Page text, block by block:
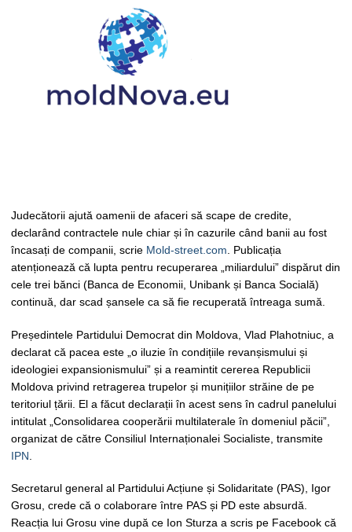
Judecătorii ajută oamenii de afaceri să scape de credite,
declarând contractele nule chiar și în cazurile când banii au fost
încasați de companii, scrie Mold-street.com . Publicația
atenționează că lupta pentru recuperarea „miliardului” dispărut din
cele trei bănci (Banca de Economii, Unibank și Banca Socială)
continuă, dar scad șansele ca să fie recuperată întreaga sumă.
Președintele Partidului Democrat din Moldova, Vlad Plahotniuc, a
declarat că pacea este „o iluzie în condițiile revanșismului și
ideologiei expansionismului” și a reamintit cererea Republicii
Moldova privind retragerea trupelor și munițiilor străine de pe
teritoriul țării. El a făcut declarații în acest sens în cadrul panelului
intitulat „Consolidarea cooperării multilaterale în domeniul păcii”,
organizat de către Consiliul Internaționalei Socialiste, transmite
IPN
Secretarul general al Partidului Acțiune și Solidaritate (PAS), Igor
Grosu, crede că o colaborare între PAS și PD este absurdă.
Reacția lui Grosu vine după ce Ion Sturza a scris pe Facebook că